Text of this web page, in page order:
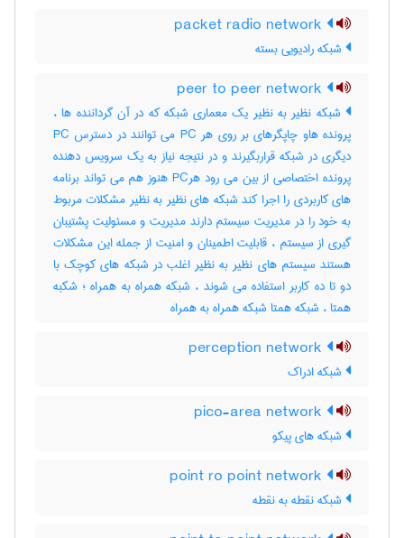
شبکه رادیویی بسته
شبکه نظیر به نظیر یک معماری شبکه که در آن گرداننده ها ،
پرونده هاو چاپگرهای بر روی هر PC می توانند در دسترس PC
دیگری در شبکه قراربگیرند و در نتیجه نیاز به یک سرویس دهنده
پرونده اختصاصی از بین می رود هرPC هنوز هم می تواند برنامه
های کاربردی را اجرا کند شبکه های نظیر به نظیر مشکلات مربوط
به خود را در مدیریت سیستم دارند مدیریت و مسئولیت پشتیبان
گیری از سیستم ، قابلیت اطمینان و امنیت از جمله این مشکلات
هستند سیستم های نظیر به نظیر اغلب در شبکه های کوچک با
دو تا ده کاربر استفاده می شوند ، شبکه همراه به همراه ؛ شکبه
همتا ، شبکه همتا شبکه همراه به همراه
شبکه ادراک
شبکه های پیکو
شبکه نقطه به نقطه